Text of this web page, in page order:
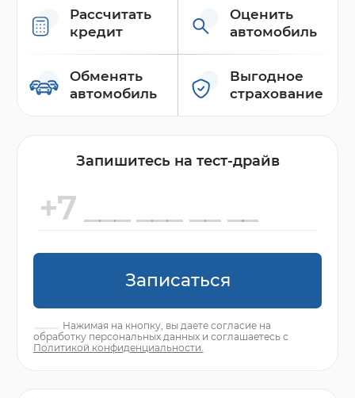
Рассчитать
кредит
Оценить
автомобиль
Обменять
автомобиль
Выгодное
страхование
Запишитесь на тест-драйв
Записаться
Нажимая на кнопку, вы даете согласие на
обработку персональных данных и соглашаетесь с
Политикой конфиденциальности.